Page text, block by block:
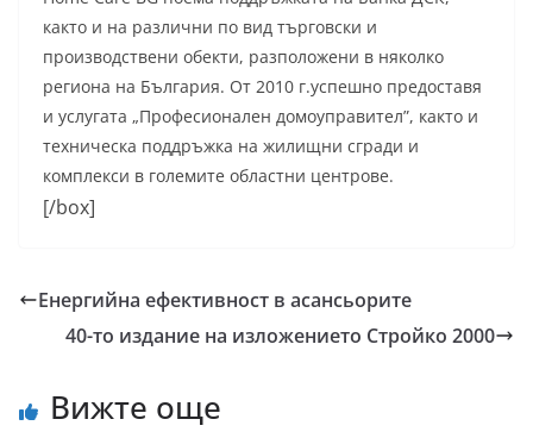
както и на различни по вид търговски и
производствени обекти, разположени в няколко
региона на България. От 2010 г.успешно предоставя
и услугата „Професионален домоуправител”, както и
техническа поддръжка на жилищни сгради и
комплекси в големите областни центрове.
[/box]
Енергийна ефективност в асансьорите
40-то издание на изложението Стройко 2000
Вижте още